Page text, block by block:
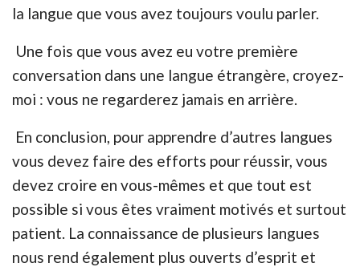
la langue que vous avez toujours voulu parler.
Une fois que vous avez eu votre première
conversation dans une langue étrangère, croyez-
moi : vous ne regarderez jamais en arrière.
En conclusion, pour apprendre d’autres langues
vous devez faire des efforts pour réussir, vous
devez croire en vous-mêmes et que tout est
possible si vous êtes vraiment motivés et surtout
patient. La connaissance de plusieurs langues
nous rend également plus ouverts d’esprit et